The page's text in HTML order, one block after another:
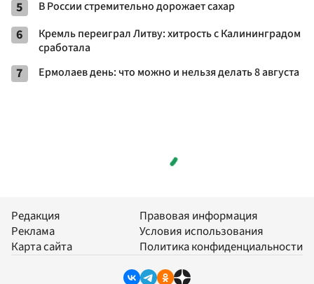
5 В России стремительно дорожает сахар
6
Кремль переиграл Литву: хитрость с Калининградом
сработала
7 Ермолаев день: что можно и нельзя делать 8 августа
Редакция
Реклама
Карта сайта
Правовая информация
Условия использования
Политика конфиденциальности